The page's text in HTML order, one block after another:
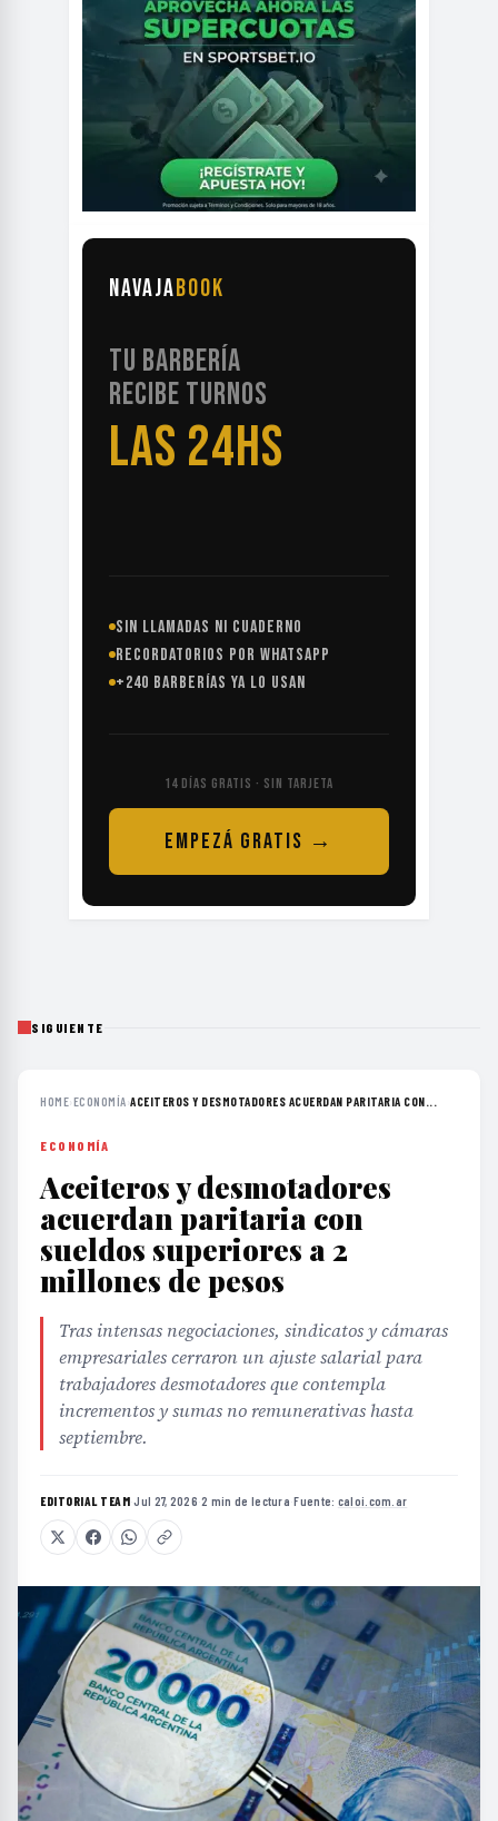
NAVAJABOOK
TU BARBERÍA
RECIBE TURNOS
LAS 24HS
SIN LLAMADAS NI CUADERNO
RECORDATORIOS POR WHATSAPP
+240 BARBERÍAS YA LO USAN
14 DÍAS GRATIS · SIN TARJETA
EMPEZÁ GRATIS →
SIGUIENTE
HOME›ECONOMÍA›ACEITEROS Y DESMOTADORES ACUERDAN PARITARIA CON...
ECONOMÍA
Aceiteros y desmotadores
acuerdan paritaria con
sueldos superiores a 2
millones de pesos
Tras intensas negociaciones, sindicatos y cámaras
empresariales cerraron un ajuste salarial para
trabajadores desmotadores que contempla
incrementos y sumas no remunerativas hasta
septiembre.
EDITORIAL TEAM·Jul 27, 2026·2 min de lectura·Fuente: caloi.com.ar